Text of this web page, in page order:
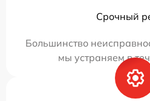
Срочный
Большинство
мы устраняем в